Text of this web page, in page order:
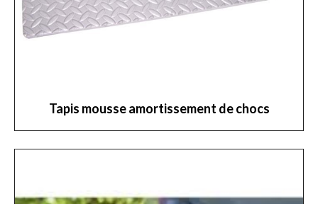
Tapis mousse amortissement de chocs